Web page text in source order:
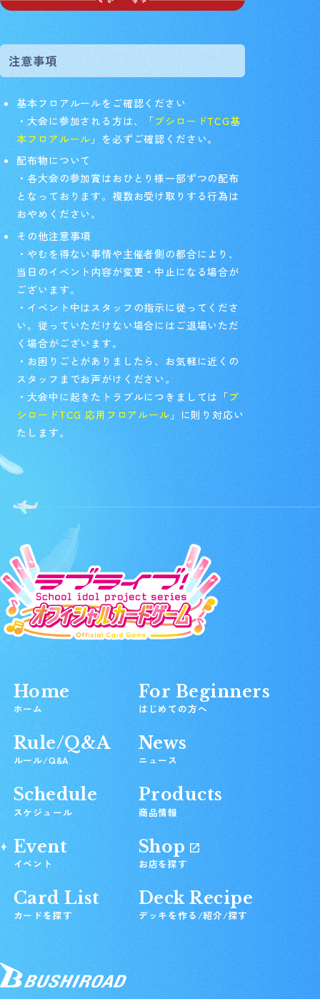
注意事項
基本フロアルールをご確認ください
・大会に参加される方は、「ブシロードTCG基
本フロアルール 」を必ずご確認ください。
配布物について
・各大会の参加賞はおひとり様一部ずつの配布
となっております。複数お受け取りする行為は
おやめください。
その他注意事項
・やむを得ない事情や主催者側の都合により、
当日のイベント内容が変更・中止になる場合が
ございます。
・イベント中はスタッフの指示に従ってくださ
い。従っていただけない場合にはご退場いただ
く場合がございます。
・お困りごとがありましたら、お気軽に近くの
スタッフまでお声がけください。
・大会中に起きたトラブルにつきましては「ブ
シロードTCG 応用フロアルール 」に則り対応い
たします。
Home
ホーム
For Beginners
はじめての方へ
Rule/Q&A
ルール/Q&A
News
ニュース
Schedule
スケジュール
Products
商品情報
Event
イベント
Shop
お店を探す
Card List
カードを探す
Deck Recipe
デッキを作る/紹介/探す